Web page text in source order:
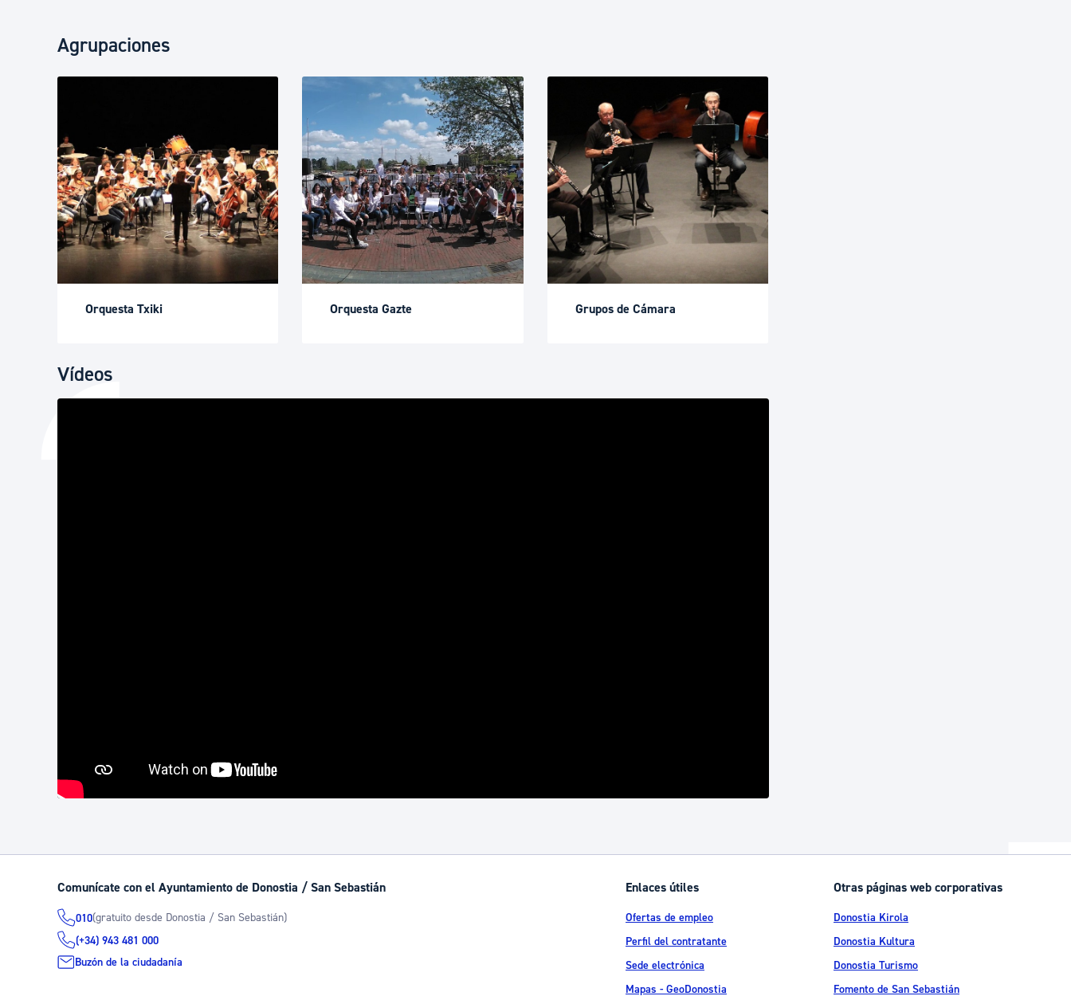
Agrupaciones
Orquesta Txiki Orquesta Gazte Grupos de Cámara
Vídeos
Comunícate con el Ayuntamiento de Donostia / San Sebastián
010(gratuito desde Donostia / San Sebastián)
(+34) 943 481 000
Buzón de la ciudadanía
Enlaces útiles
Ofertas de empleo
Perfil del contratante
Sede electrónica
Mapas - GeoDonostia
Otras páginas web corporativas
Donostia Kirola
Donostia Kultura
Donostia Turismo
Fomento de San Sebastián